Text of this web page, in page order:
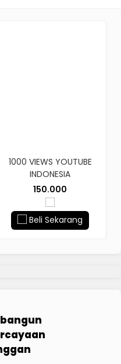
1000 VIEWS YOUTUBE
INDONESIA
150.000
Beli Sekarang